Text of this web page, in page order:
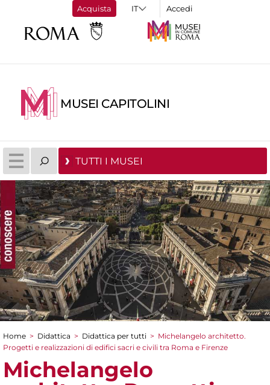
Acquista Accedi
MUSEI CAPITOLINI
TUTTI I MUSEI
Tu sei qui
Home > Didattica > Didattica per tutti > Michelangelo architetto.
Progetti e realizzazioni di edifici sacri e civili tra Roma e Firenze
Michelangelo